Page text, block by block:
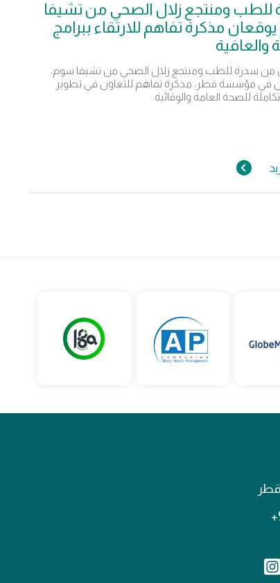
للطب ومنتجع زلال الصحي من تشيفا
مذكرة تفاهم للارتقاء ببرامج
والعافية
من سدرة للطب ومنتجع زلال الصحي من تشيفا سوم،
في مؤسسة قطر، مذكرة تفاهم للتعاون في تطوير
للصحة العامة والوقائية.
قطر